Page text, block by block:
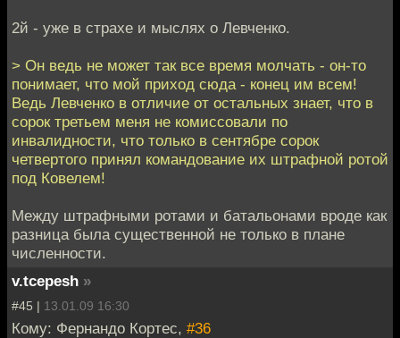
2й - уже в страхе и мыслях о Левченко.
> Он ведь не может так все время молчать - он-то
понимает, что мой приход сюда - конец им всем!
Ведь Левченко в отличие от остальных знает, что в
сорок третьем меня не комиссовали по
инвалидности, что только в сентябре сорок
четвертого принял командование их штрафной ротой
под Ковелем!
Между штрафными ротами и батальонами вроде как
разница была существенной не только в плане
численности.
v.tcepesh »
#45 | 13.01.09 16:30
Кому: Фернандо Кортес, #36